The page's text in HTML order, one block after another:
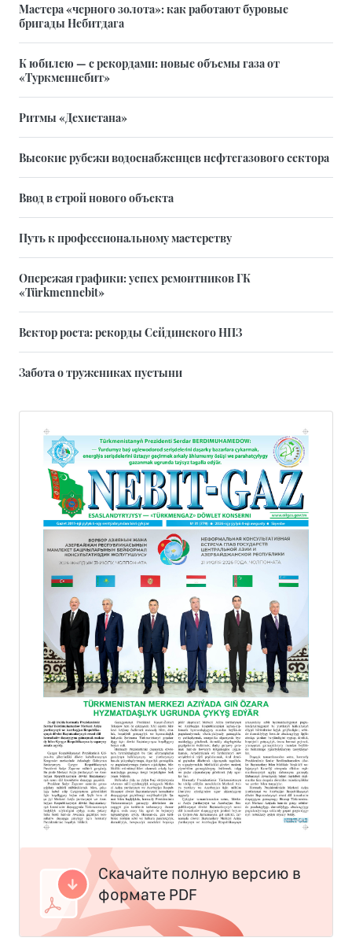
Мастера «черного золота»: как работают буровые
бригады Небитдага
К юбилею — с рекордами: новые объемы газа от
«Туркменнебит»
Ритмы «Дехистана»
Высокие рубежи водоснабженцев нефтегазового сектора
Ввод в строй нового объекта
Путь к профессиональному мастерству
Опережая графики: успех ремонтников ГК
«Türkmennebit»
Вектор роста: рекорды Сейдинского НПЗ
Забота о тружениках пустыни
Скачайте полную версию в
формате PDF